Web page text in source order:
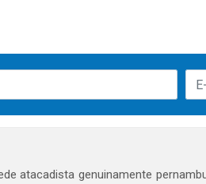
atacadista genuinamente